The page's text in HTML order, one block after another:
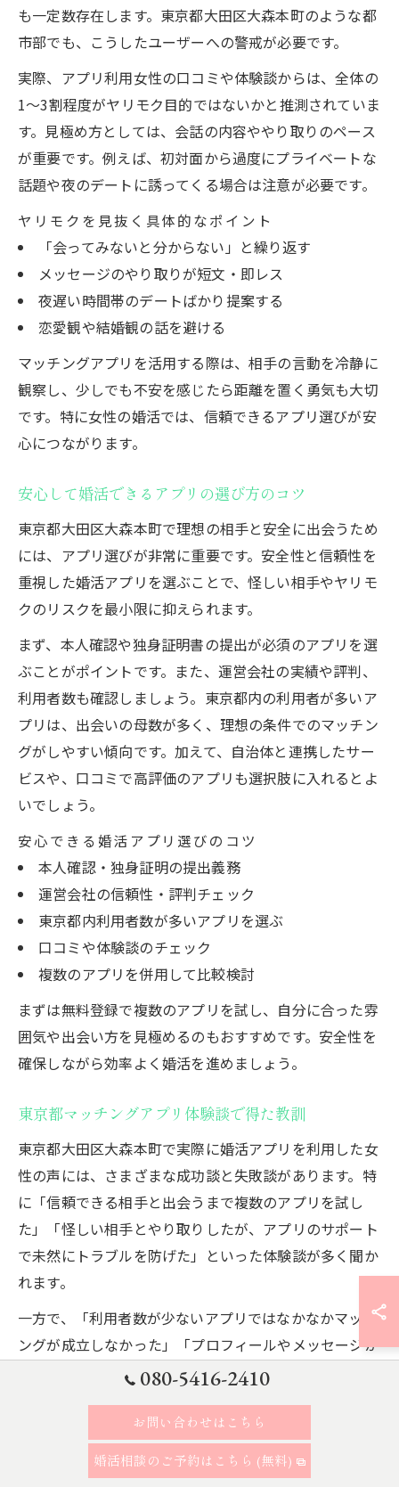
も一定数存在します。東京都大田区大森本町のような都
市部でも、こうしたユーザーへの警戒が必要です。
実際、アプリ利用女性の口コミや体験談からは、全体の
1～3割程度がヤリモク目的ではないかと推測されていま
す。見極め方としては、会話の内容ややり取りのペース
が重要です。例えば、初対面から過度にプライベートな
話題や夜のデートに誘ってくる場合は注意が必要です。
ヤリモクを見抜く具体的なポイント
「会ってみないと分からない」と繰り返す
メッセージのやり取りが短文・即レス
夜遅い時間帯のデートばかり提案する
恋愛観や結婚観の話を避ける
マッチングアプリを活用する際は、相手の言動を冷静に
観察し、少しでも不安を感じたら距離を置く勇気も大切
です。特に女性の婚活では、信頼できるアプリ選びが安
心につながります。
安心して婚活できるアプリの選び方のコツ
東京都大田区大森本町で理想の相手と安全に出会うため
には、アプリ選びが非常に重要です。安全性と信頼性を
重視した婚活アプリを選ぶことで、怪しい相手やヤリモ
クのリスクを最小限に抑えられます。
まず、本人確認や独身証明書の提出が必須のアプリを選
ぶことがポイントです。また、運営会社の実績や評判、
利用者数も確認しましょう。東京都内の利用者が多いア
プリは、出会いの母数が多く、理想の条件でのマッチン
グがしやすい傾向です。加えて、自治体と連携したサー
ビスや、口コミで高評価のアプリも選択肢に入れるとよ
いでしょう。
安心できる婚活アプリ選びのコツ
本人確認・独身証明の提出義務
運営会社の信頼性・評判チェック
東京都内利用者数が多いアプリを選ぶ
口コミや体験談のチェック
複数のアプリを併用して比較検討
まずは無料登録で複数のアプリを試し、自分に合った雰
囲気や出会い方を見極めるのもおすすめです。安全性を
確保しながら効率よく婚活を進めましょう。
東京都マッチングアプリ体験談で得た教訓
東京都大田区大森本町で実際に婚活アプリを利用した女
性の声には、さまざまな成功談と失敗談があります。特
に「信頼できる相手と出会うまで複数のアプリを試し
た」「怪しい相手とやり取りしたが、アプリのサポート
で未然にトラブルを防げた」といった体験談が多く聞か
れます。
一方で、「利用者数が少ないアプリではなかなかマッチ
ングが成立しなかった」「プロフィールやメッセージか
ら違和感を感じたが、信じてやり取りを続けた結果トラ
や評判だけでなく、自分自身の直感や違和感も大切にし
080-5416-2410
お問い合わせはこちら
婚活相談のご予約はこちら (無料)